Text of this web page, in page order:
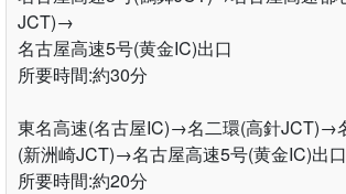
JCT)→
名古屋高速5号(黄金IC)出口
所要時間:約30分
東名高速(名古屋IC)→名二環(高針JCT)→
(新洲崎JCT)→名古屋高速5号(黄金IC)出口
所要時間:約20分